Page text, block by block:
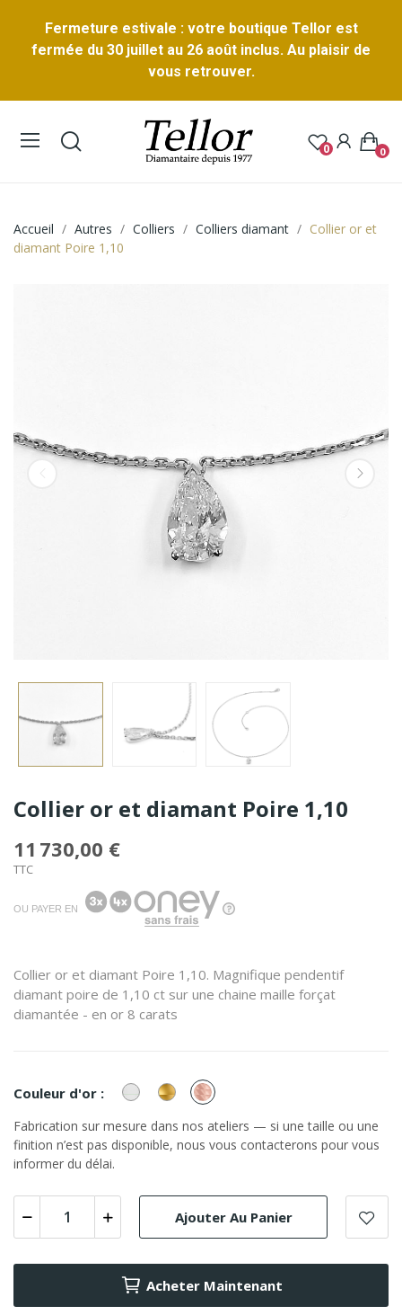
Fermeture estivale : votre boutique Tellor est
fermée du 30 juillet au 26 août inclus. Au plaisir de
vous retrouver.
0 0
Accueil Autres Colliers Colliers diamant
Collier or et
diamant Poire 1,10
Collier or et diamant Poire 1,10
11 730,00 €
TTC
OU PAYER EN
Collier or et diamant Poire 1,10. Magnifique pendentif
diamant poire de 1,10 ct sur une chaine maille forçat
diamantée - en or 8 carats
Couleur d'or : or
Blanc
or
Jaune
or
Rose
Fabrication sur mesure dans nos ateliers — si une taille ou une
finition n’est pas disponible, nous vous contacterons pour vous
informer du délai.
Ajouter Au Panier
Acheter Maintenant